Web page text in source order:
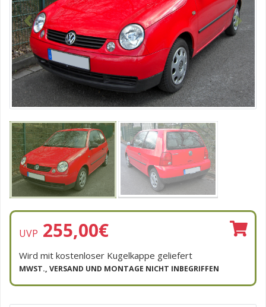
Vorhergehend
UVP 255,00€
Wird mit kostenloser Kugelkappe geliefert
MWST., VERSAND UND MONTAGE NICHT INBEGRIFFEN